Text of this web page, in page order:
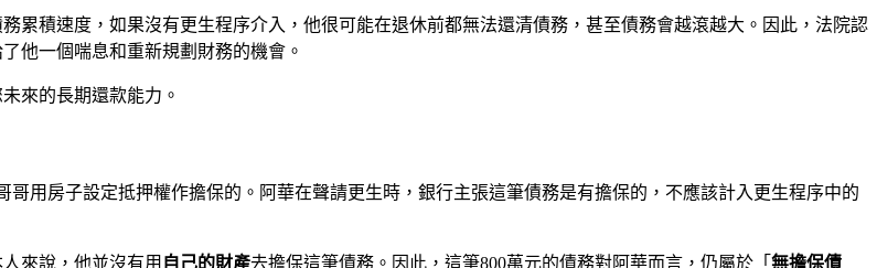
累積速度，如果沒有更生程序介入，他很可能在退休前都無法還清債務，甚至債務會越滾越大。因此，法院認
他一個喘息和重新規劃財務的機會。
來的長期還款能力。
用房子設定抵押權作擔保的。阿華在聲請更生時，銀行主張這筆債務是有擔保的，不應該計入更生程序中的
來說，他並沒有用 自己的財產去擔保這筆債務。因此，這筆800萬元的債務對阿華而言，仍屬於「 無擔保債